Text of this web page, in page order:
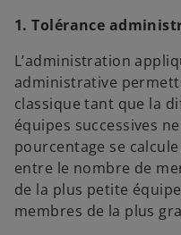
1. Tolérance
L’administration
administrative
classique tant que la
équipes successives
pourcentage se
entre le nombre de
de la plus petite
membres de la plus